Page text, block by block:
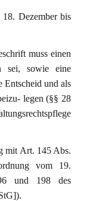
Dezember bis
muss einen
sei, sowie eine
Entscheid und als
legen (§§ 28
mit Art. 145 Abs.
vom 19.
und 198 des